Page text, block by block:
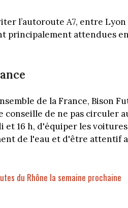
l’autoroute A7, entre Lyon
principalement attendues
de la France, Bison
de ne pas circuler
et 16 h, d'équiper les
de l'eau et d'être attentif
du Rhône la semaine prochaine